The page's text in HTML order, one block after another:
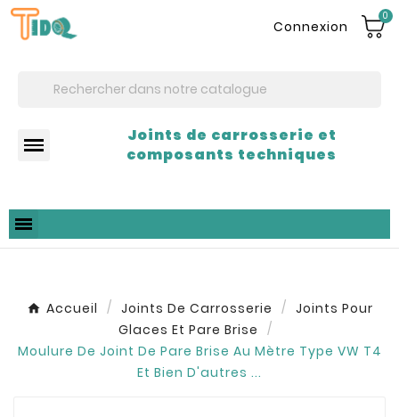
Connexion
0
Joints de carrosserie et
composants techniques
Accueil Joints De Carrosserie
Joints Pour
Glaces Et Pare Brise
Moulure De Joint De Pare Brise Au Mètre Type VW T4
Et Bien D'autres ...